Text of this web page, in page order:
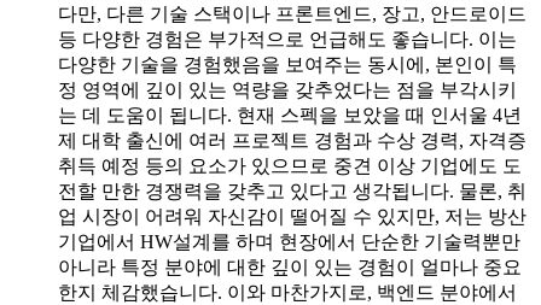
다만, 다른 기술 스택이나 프론트엔드, 장고, 안드로이드
등 다양한 경험은 부가적으로 언급해도 좋습니다. 이는
다양한 기술을 경험했음을 보여주는 동시에, 본인이 특
정 영역에 깊이 있는 역량을 갖추었다는 점을 부각시키
는 데 도움이 됩니다. 현재 스펙을 보았을 때 인서울 4년
제 대학 출신에 여러 프로젝트 경험과 수상 경력, 자격증
취득 예정 등의 요소가 있으므로 중견 이상 기업에도 도
전할 만한 경쟁력을 갖추고 있다고 생각됩니다. 물론, 취
업 시장이 어려워 자신감이 떨어질 수 있지만, 저는 방산
기업에서 HW설계를 하며 현장에서 단순한 기술력뿐만
아니라 특정 분야에 대한 깊이 있는 경험이 얼마나 중요
한지 체감했습니다. 이와 마찬가지로, 백엔드 분야에서